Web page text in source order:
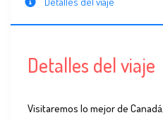
Detalles del viaje
Visitaremos lo mejor de